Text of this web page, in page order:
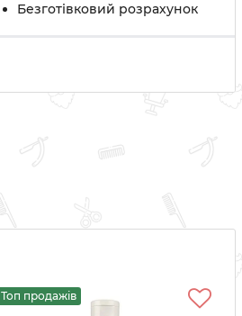
Безготівковий розрахунок
Топ продажів